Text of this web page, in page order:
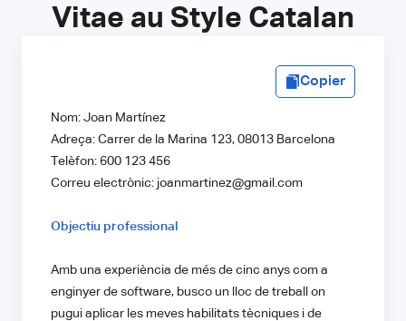
Vitae au Style Catalan
Copier
Nom: Joan Martínez
Adreça: Carrer de la Marina 123, 08013 Barcelona
Telèfon: 600 123 456
Correu electrònic: joanmartinez@gmail.com
Objectiu professional
Amb una experiència de més de cinc anys com a
enginyer de software, busco un lloc de treball on
pugui aplicar les meves habilitats tècniques i de